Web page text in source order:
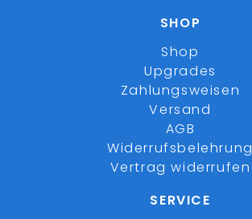
SHOP
Shop
Upgrades
Zahlungsweisen
Versand
AGB
Widerrufsbelehrung
Vertrag widerrufen
SERVICE